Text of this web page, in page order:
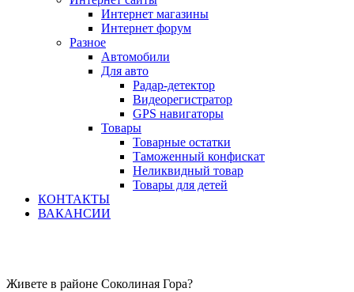
Интернет магазины
Интернет форум
Разное
Автомобили
Для авто
Радар-детектор
Видеорегистратор
GPS навигаторы
Товары
Товарные остатки
Таможенный конфискат
Неликвидный товар
Товары для детей
КОНТАКТЫ
ВАКАНСИИ
Живете в районе Соколиная Гора?